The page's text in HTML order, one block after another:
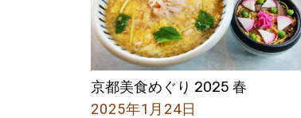
京都美食めぐり 2025 春
2025年1月24日